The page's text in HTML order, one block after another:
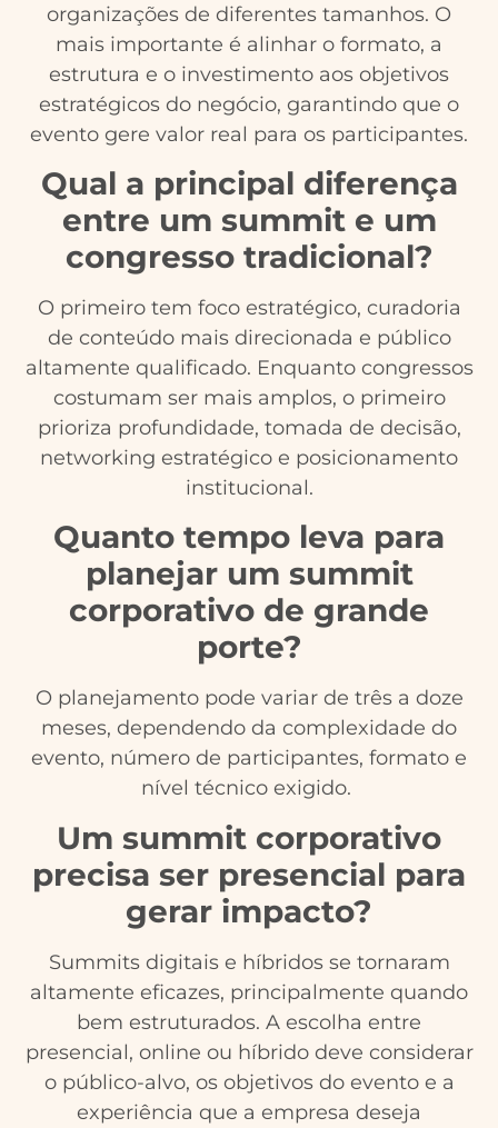
organizações de diferentes tamanhos. O
mais importante é alinhar o formato, a
estrutura e o investimento aos objetivos
estratégicos do negócio, garantindo que o
evento gere valor real para os participantes.
Qual a principal diferença
entre um summit e um
congresso tradicional?
O primeiro tem foco estratégico, curadoria
de conteúdo mais direcionada e público
altamente qualificado. Enquanto congressos
costumam ser mais amplos, o primeiro
prioriza profundidade, tomada de decisão,
networking estratégico e posicionamento
institucional.
Quanto tempo leva para
planejar um summit
corporativo de grande
porte?
O planejamento pode variar de três a doze
meses, dependendo da complexidade do
evento, número de participantes, formato e
nível técnico exigido.
Um summit corporativo
precisa ser presencial para
gerar impacto?
Summits digitais e híbridos se tornaram
altamente eficazes, principalmente quando
bem estruturados. A escolha entre
presencial, online ou híbrido deve considerar
o público-alvo, os objetivos do evento e a
experiência que a empresa deseja